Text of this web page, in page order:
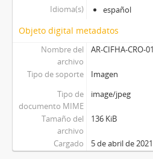
[Unidad documental
[Unidad documental
[Unidad documental
[Unidad documental
[Unidad documental
[Unidad documental
[Unidad documental
[Unidad documental
[Unidad documental
[Unidad documental
Idioma(s)
español
Objeto digital metadatos
Nombre del
archivo
AR-CIFHA-CRO-
Tipo de soporte
Imagen
Tipo de
documento MIME
image/jpeg
Tamaño del
archivo
136 KiB
Cargado 5 de abril de